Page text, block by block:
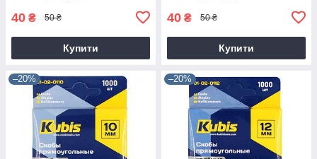
40 ₴ 50 ₴
Купити
40 ₴ 50 ₴
Купити
–20% –20%